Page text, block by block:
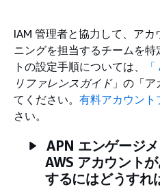
IAM 管理者と協力して、ア
ニングを担当するチームを特
トの設定手順については、
リファレンスガイド」の「ア
てください。 有料アカウント
さい。
APN エンゲージ
AWS アカウント
するにはどうすれ